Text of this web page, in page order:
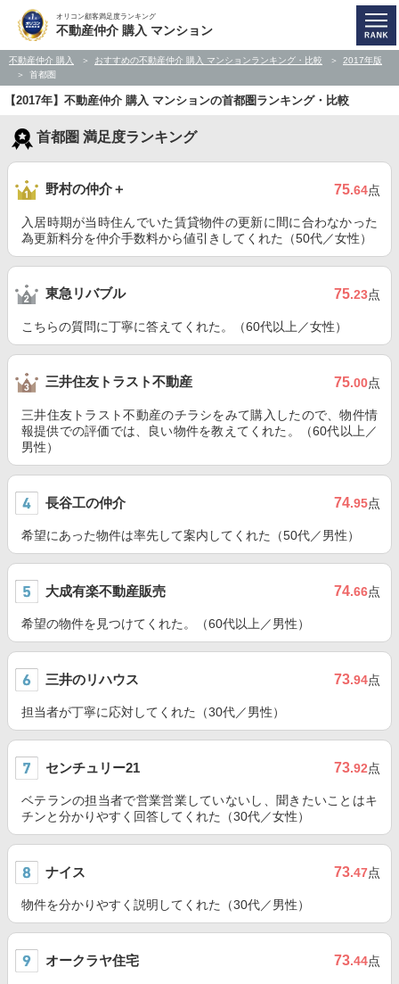
オリコン顧客満足度ランキング
不動産仲介 購入 マンション
不動産仲介 購入 おすすめの不動産仲介 購入 マンションランキング・比較
2017年版
首都圏
【2017年】不動産仲介 購入 マンションの首都圏ランキング・比較
首都圏 満足度ランキング
野村の仲介＋ 75.64点
入居時期が当時住んでいた賃貸物件の更新に間に合わなかった
為更新料分を仲介手数料から値引きしてくれた（50代／女性）
東急リバブル 75.23点
こちらの質問に丁寧に答えてくれた。（60代以上／女性）
三井住友トラスト不動産 75.00点
三井住友トラスト不動産のチラシをみて購入したので、物件情
報提供での評価では、良い物件を教えてくれた。（60代以上／
男性）
長谷工の仲介 74.95点
希望にあった物件は率先して案内してくれた（50代／男性）
大成有楽不動産販売 74.66点
希望の物件を見つけてくれた。（60代以上／男性）
三井のリハウス 73.94点
担当者が丁寧に応対してくれた（30代／男性）
センチュリー21 73.92点
ベテランの担当者で営業営業していないし、聞きたいことはキ
チンと分かりやすく回答してくれた（30代／女性）
ナイス 73.47点
物件を分かりやすく説明してくれた（30代／男性）
オークラヤ住宅 73.44点